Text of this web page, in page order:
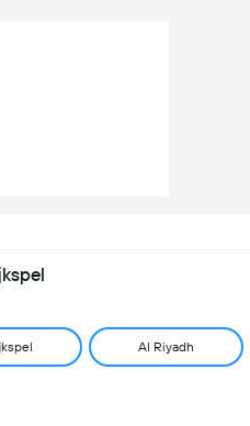
Al Riyadh